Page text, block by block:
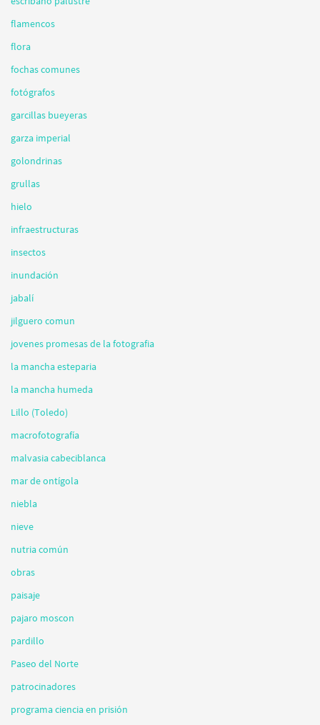
flamencos
flora
fochas comunes
fotógrafos
garcillas bueyeras
garza imperial
golondrinas
grullas
hielo
infraestructuras
insectos
inundación
jabalí
jilguero comun
jovenes promesas de la fotografia
la mancha esteparia
la mancha humeda
Lillo (Toledo)
macrofotografía
malvasia cabeciblanca
mar de ontígola
niebla
nieve
nutria común
obras
paisaje
pajaro moscon
pardillo
Paseo del Norte
patrocinadores
programa ciencia en prisión